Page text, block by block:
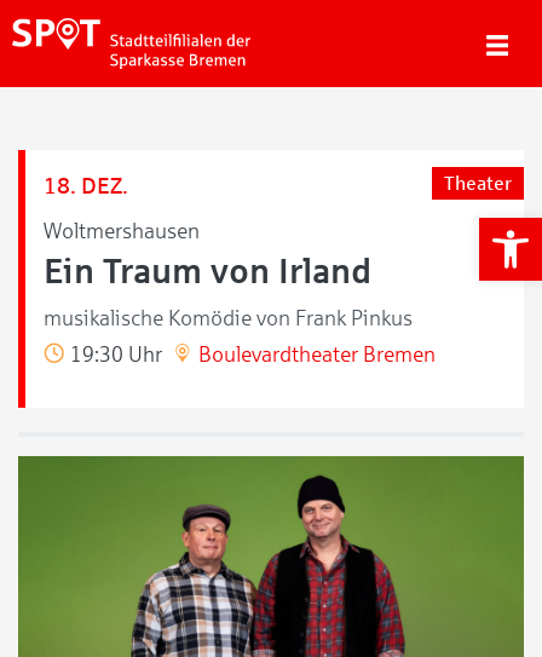
18. DEZ.
Woltmershausen
Theater
Ein Traum von Irland
musikalische Komödie von Frank Pinkus
19:30 Uhr
Boulevardtheater Bremen